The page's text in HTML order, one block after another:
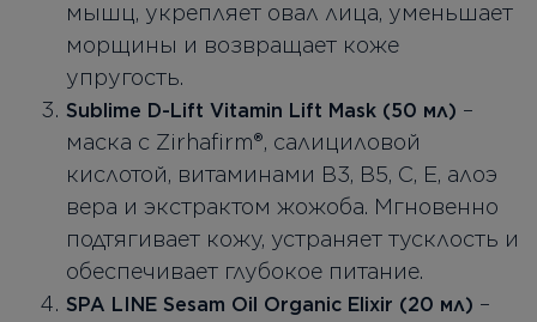
мышц, укрепляет овал лица, уменьшает
морщины и возвращает коже
упругость.
Sublime D-Lift Vitamin Lift Mask (50 мл) –
маска с Zirhafirm®, салициловой
кислотой, витаминами B3, B5, C, E, алоэ
вера и экстрактом жожоба. Мгновенно
подтягивает кожу, устраняет тусклость и
обеспечивает глубокое питание.
SPA LINE Sesam Oil Organic Elixir (20 мл) –